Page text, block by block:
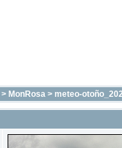
> MonRosa > meteo-